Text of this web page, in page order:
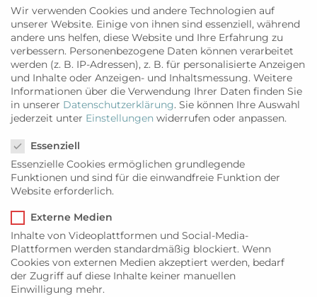
Zum Kalender hinzufügen
DETAILS
Datum:
Zeit:
10:30
Eintritt:
Veranstaltungskategorie:
Sylt
VERANSTALTUNGSORT
Touristinformation, Keitum
Whisky Tasting Tone Fish – The Pilgrim‘s Tour
Wir verwenden Cookies und andere Technologien auf
unserer Website. Einige von ihnen sind essenziell, während
andere uns helfen, diese Website und Ihre Erfahrung zu
verbessern. Personenbezogene Daten können verarbeitet
werden (z. B. IP-Adressen), z. B. für personalisierte Anzeigen
und Inhalte oder Anzeigen- und Inhaltsmessung. Weitere
Informationen über die Verwendung Ihrer Daten finden Sie
in unserer Datenschutzerklärung. Sie können Ihre Auswahl
jederzeit unter Einstellungen widerrufen oder anpassen.
Essenziell
Essenzielle Cookies ermöglichen grundlegende
Funktionen und sind für die einwandfreie Funktion der
Website erforderlich.
Externe Medien
Inhalte von Videoplattformen und Social-Media-
Plattformen werden standardmäßig blockiert. Wenn
Cookies von externen Medien akzeptiert werden, bedarf
der Zugriff auf diese Inhalte keiner manuellen
Einwilligung mehr.